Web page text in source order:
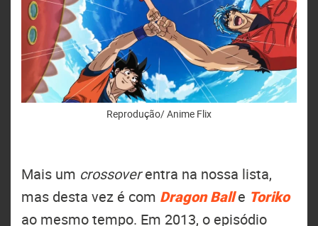
Reprodução/ Anime Flix
Mais um crossoverentra na nossa lista,
mas desta vez é com Dragon Ball e Toriko
ao mesmo tempo. Em 2013, o episódio